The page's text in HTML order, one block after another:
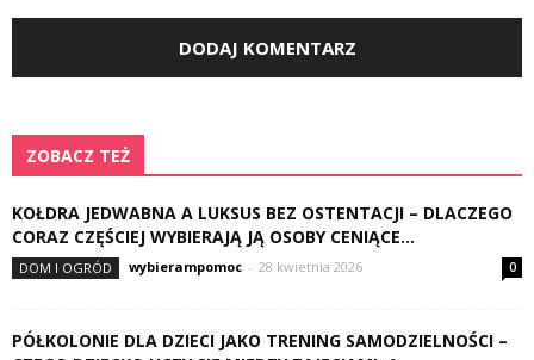
ZOBACZ TEŻ
KOŁDRA JEDWABNA A LUKSUS BEZ OSTENTACJI – DLACZEGO
CORAZ CZĘŚCIEJ WYBIERAJĄ JĄ OSOBY CENIĄCE...
DOM I OGRÓD wybierampomoc - 28 kwietnia 2026 0
PÓŁKOLONIE DLA DZIECI JAKO TRENING SAMODZIELNOŚCI –